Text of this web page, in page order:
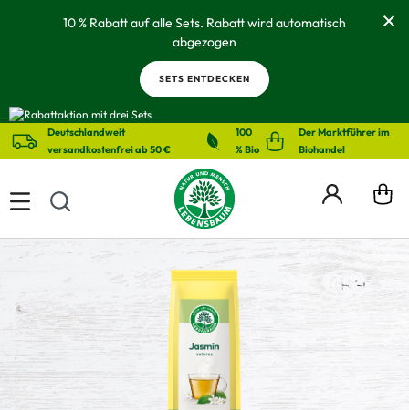
springen10 % Rabatt auf alle Sets. Rabatt wird automatisch
abgezogen
SETS ENTDECKEN
Deutschlandweit
versandkostenfrei ab 50 €
100
% Bio
Der Marktführer im
Biohandel